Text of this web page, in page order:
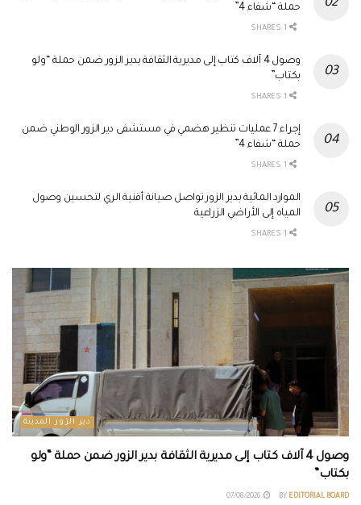
حملة “شفاء 4”
وصول 4 آلاف كتاب إلى مديرية الثقافة بدير الزور ضمن حملة “ولو
بكتاب”
إجراء 7 عمليات تنظير هضمي في مستشفى دير الزور الوطني ضمن
حملة “شفاء 4”
الموارد المائية بدير الزور تواصل صيانة أقنية الري لتحسين وصول
المياه إلى الأراضي الزراعية
دير الزور المدينة
وصول 4 آلاف كتاب إلى مديرية الثقافة بدير الزور ضمن حملة “ولو
بكتاب”
BY EDITORIAL BOARD